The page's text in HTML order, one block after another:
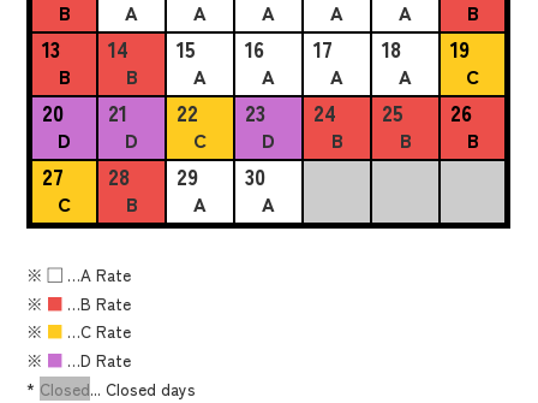
B A A A A A B
13
B
14
B
15
A
16
A
17
A
18
A
19
C
20
D
21
D
22
C
23
D
24
B
25
B
26
B
27
C
28
B
29
A
30
A
※■ …A Rate
※ ■ …B Rate
※ ■ …C Rate
※ ■ …D Rate
* Closed... Closed days